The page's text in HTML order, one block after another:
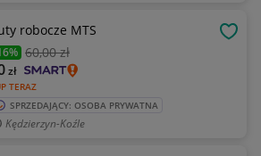
robocze MTS
60,00 zł
TERAZ
zł
SPRZEDAJĄCY: OSOBA PRYWATNA
Kędzierzyn-Koźle